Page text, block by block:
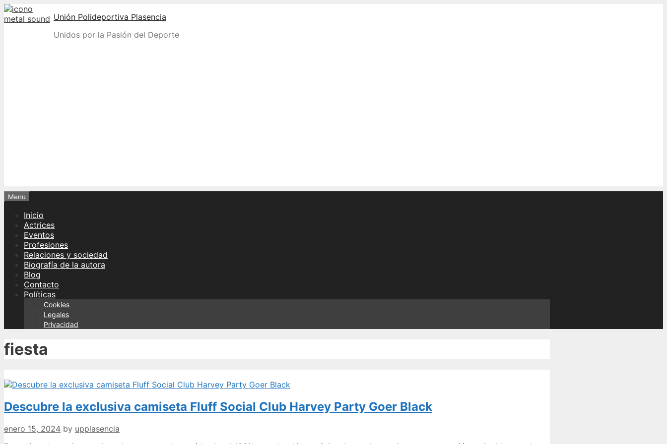
Skip
to
Unión Polideportiva Plasencia
Unidos por la Pasión del Deporte
Menu
Inicio
Actrices
Eventos
Profesiones
Relaciones y sociedad
Biografía de la autora
Blog
Contacto
Políticas
Cookies
Legales
Privacidad
fiesta
Descubre la exclusiva camiseta Fluff Social Club Harvey Party Goer Black
enero 15, 2024 by upplasencia